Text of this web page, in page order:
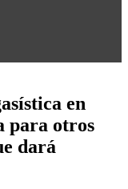
en
para otros
dará